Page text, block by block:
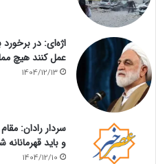
اژه‌ای: در
عمل کنند هیچ
1404/12/13
سردار رادان:
و باید
1404/12/10